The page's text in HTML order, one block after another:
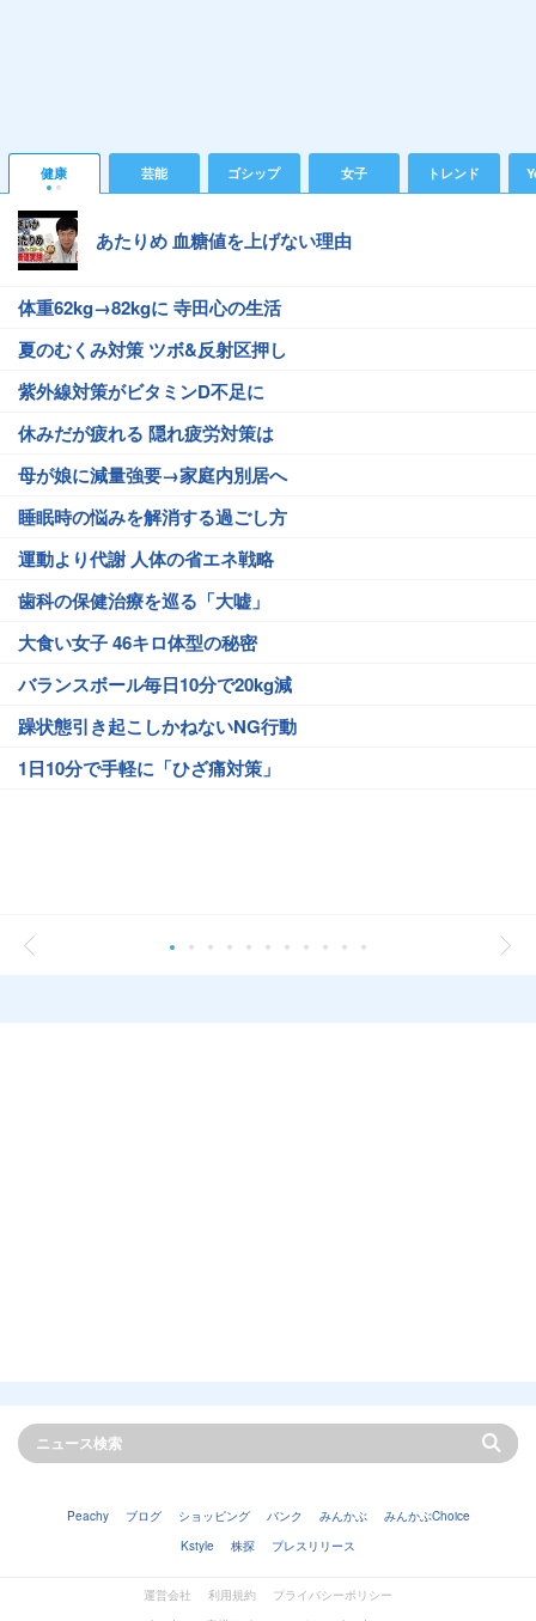
健康 芸能 ゴシップ 女子 トレンド
あたりめ 血糖値を上げない理由
体重62kg→82kgに 寺田心の生活
夏のむくみ対策 ツボ&反射区押し
紫外線対策がビタミンD不足に
休みだが疲れる 隠れ疲労対策は
母が娘に減量強要→家庭内別居へ
睡眠時の悩みを解消する過ごし方
運動より代謝 人体の省エネ戦略
歯科の保健治療を巡る「大嘘」
大食い女子 46キロ体型の秘密
バランスボール毎日10分で20kg減
躁状態引き起こしかねないNG行動
1日10分で手軽に「ひざ痛対策」
Peachy ブログ ショッピング バンク みんかぶ
みんかぶChoice
Kstyle
株探 プレスリリース
運営会社 利用規約
プライバシーポリシー